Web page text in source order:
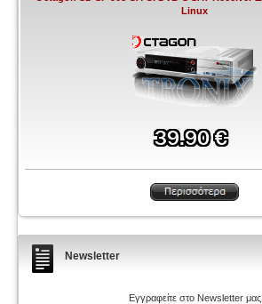
Linux
Newsletter
Εγγραφείτε στο Newsletter μας